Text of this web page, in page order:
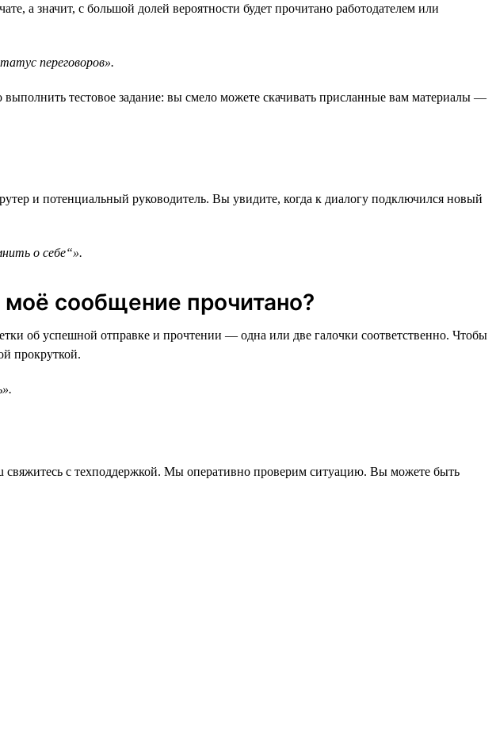
а значит, с большой долей вероятности будет прочитано работодателем или
переговоров».
тестовое задание: вы смело можете скачивать присланные вам материалы —
и потенциальный руководитель. Вы увидите, когда к диалогу подключился новый
о себе“».
сообщение прочитано?
об успешной отправке и прочтении — одна или две галочки соответственно. Чтобы
прокруткой.
с техподдержкой. Мы оперативно проверим ситуацию. Вы можете быть